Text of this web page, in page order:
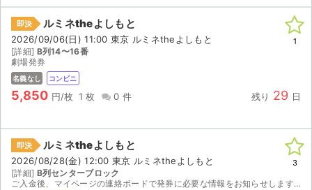
即決 ルミネtheよしもと
2026/09/06(日) 11:00 東京 ルミネtheよしもと
[詳細] B列14〜16番
劇場発券
名義なし コンビニ
5,850 円/枚 1 枚 0 件 残り 29 日
1
即決 ルミネtheよしもと
2026/08/28(金) 12:00 東京 ルミネtheよしもと
[詳細] B列センターブロック
ご入金後、マイページの連絡ボードで発券に必要な情報をお知らせします。 発券期間内に劇場設置の自動発券機にてチケットを発券してください。
3